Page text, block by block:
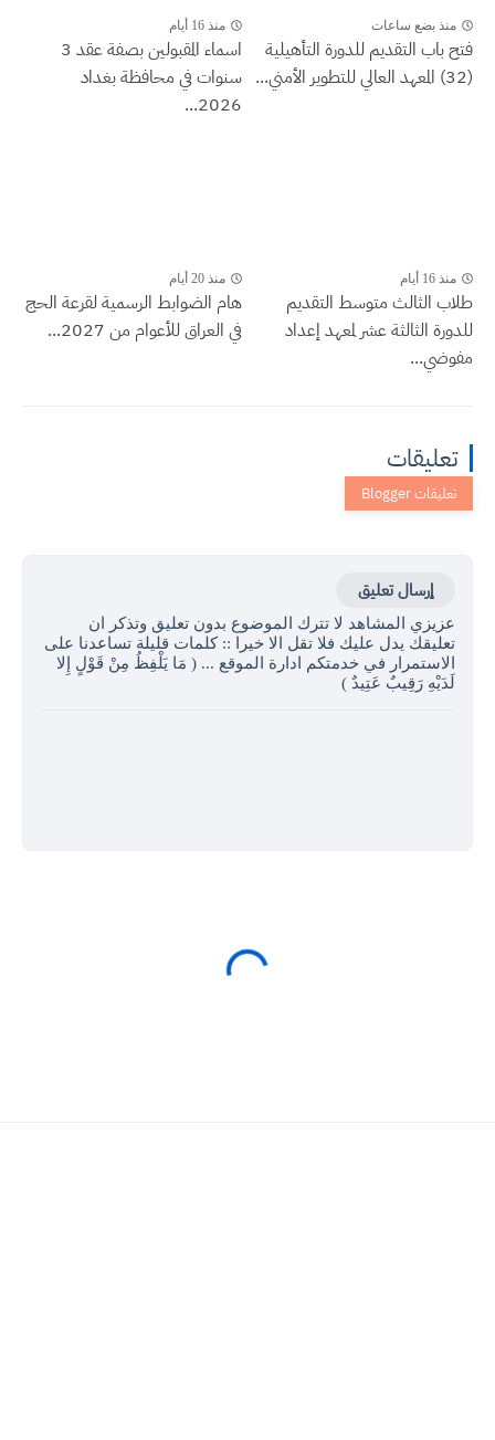
منذ بضع ساعات
فتح باب التقديم للدورة التأهيلية
(32) المعهد العالي للتطوير الأمني...
منذ 16 أيام
اسماء المقبولين بصفة عقد 3
سنوات في محافظة بغداد
2026...
منذ 16 أيام
طلاب الثالث متوسط التقديم
للدورة الثالثة عشر لمعهد إعداد
مفوضي...
منذ 20 أيام
هام الضوابط الرسمية لقرعة الحج
في العراق للأعوام من 2027...
تعليقات
إرسال تعليق
عزيزي المشاهد لا تترك الموضوع بدون تعليق وتذكر ان
تعليقك يدل عليك فلا تقل الا خيرا :: كلمات قليلة تساعدنا على
الاستمرار في خدمتكم ادارة الموقع ... ( مَا يَلْفِظُ مِنْ قَوْلٍ إِلا
لَدَيْهِ رَقِيبٌ عَتِيدٌ )